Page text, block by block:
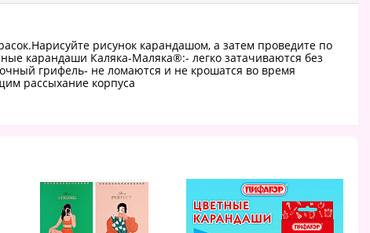
рисунок карандашом, а затем проведите по
карандаши Каляка-Маляка®:- легко затачиваются без
грифель- не ломаются и не крошатся во время
рассыхание корпуса